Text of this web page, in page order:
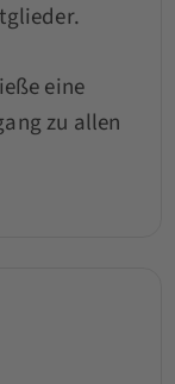
eine
zu allen